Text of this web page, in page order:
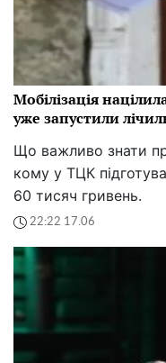
Мобілізація
уже запустили
Що важливо знати
кому у ТЦК
60 тисяч гривень.
22:22 17.06